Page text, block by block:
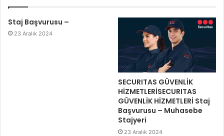
Staj Başvurusu –
23 Aralık 2024
SECURITAS GÜVENLİK
HİZMETLERİSECURITAS
GÜVENLİK HİZMETLERİ Staj
Başvurusu – Muhasebe
Stajyeri
23 Aralık 2024